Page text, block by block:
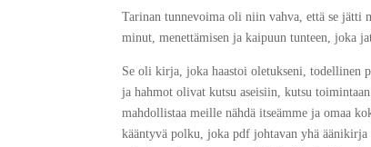
Tarinan tunnevoima oli niin vahva, että se jätti
minut, menettämisen ja kaipuun tunteen, joka
Se oli kirja, joka haastoi oletukseni, todellinen
ja hahmot olivat kutsu aseisiin, kutsu
mahdollistaa meille nähdä itseämme ja omaa
kääntyvä polku, joka pdf johtavan yhä